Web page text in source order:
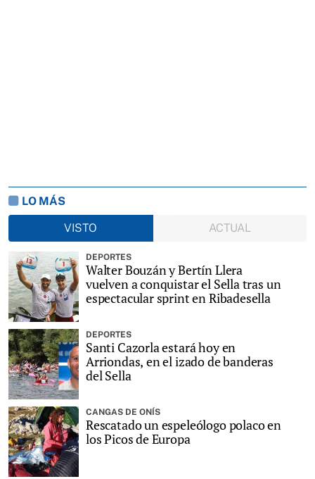
LO MÁS
VISTO
ACTUAL
DEPORTES
Walter Bouzán y Bertín Llera
vuelven a conquistar el Sella tras un
espectacular sprint en Ribadesella
DEPORTES
Santi Cazorla estará hoy en
Arriondas, en el izado de banderas
del Sella
CANGAS DE ONÍS
Rescatado un espeleólogo polaco en
los Picos de Europa